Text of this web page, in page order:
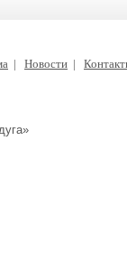
| Новости |